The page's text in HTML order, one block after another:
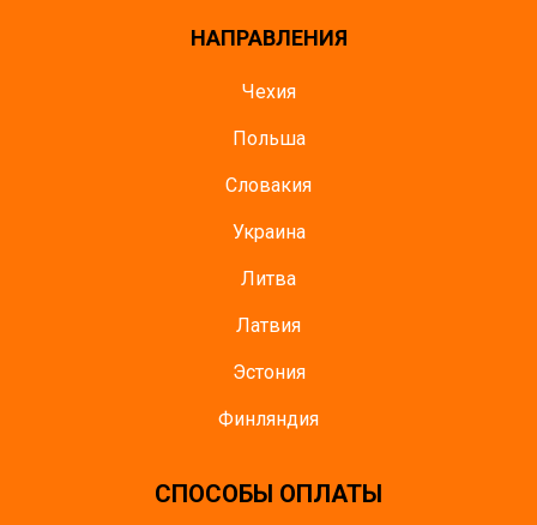
НАПРАВЛЕНИЯ
Чехия
Польша
Словакия
Украина
Литва
Латвия
Эстония
Финляндия
CПОСОБЫ ОПЛАТЫ